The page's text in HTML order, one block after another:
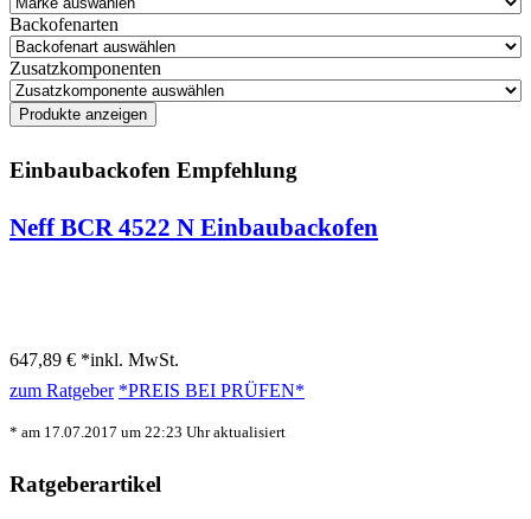
Backofenarten
Zusatzkomponenten
Einbaubackofen Empfehlung
Neff BCR 4522 N Einbaubackofen
647,89 € *inkl. MwSt.
zum Ratgeber *PREIS BEI PRÜFEN*
* am 17.07.2017 um 22:23 Uhr aktualisiert
Ratgeberartikel